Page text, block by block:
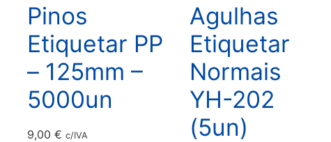
Pinos
Etiquetar PP
– 125mm –
5000un
9,00 € c/IVA
Agulhas
Etiquetar
Normais
YH-202
(5un)